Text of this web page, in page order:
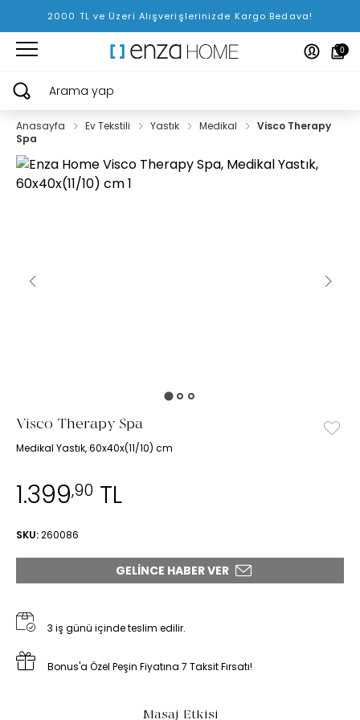
2000 TL ve Üzeri Alışverişlerinizde Kargo Bedava!
0
Arama yap
Anasayfa Ev Tekstili Yastık Medikal
Visco Therapy
Spa
Visco Therapy Spa
Medikal Yastık, 60x40x(11/10) cm
1.399,90 TL
SKU:260086
GELINCE HABER VER
3 iş günü içinde teslim edilir.
Bonus'a Özel Peşin Fiyatına 7 Taksit Fırsatı!
Masaj Etkisi